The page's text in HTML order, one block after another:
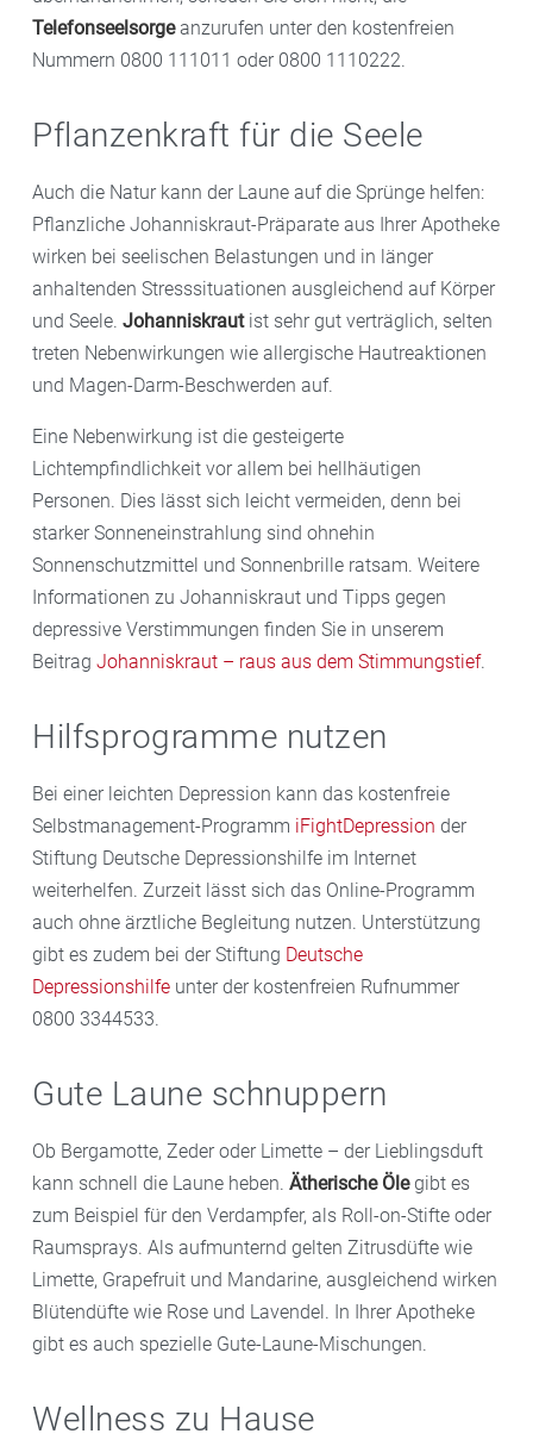
Telefonseelsorgeanzurufen unter den kostenfreien
Nummern 0800 111011 oder 0800 1110222.
Pflanzenkraft für die Seele
Auch die Natur kann der Laune auf die Sprünge helfen:
Pflanzliche Johanniskraut-Präparate aus Ihrer Apotheke
wirken bei seelischen Belastungen und in länger
anhaltenden Stresssituationen ausgleichend auf Körper
und Seele. Johanniskrautist sehr gut verträglich, selten
treten Nebenwirkungen wie allergische Hautreaktionen
und Magen-Darm-Beschwerden auf.
Eine Nebenwirkung ist die gesteigerte
Lichtempfindlichkeit vor allem bei hellhäutigen
Personen. Dies lässt sich leicht vermeiden, denn bei
starker Sonneneinstrahlung sind ohnehin
Sonnenschutzmittel und Sonnenbrille ratsam. Weitere
Informationen zu Johanniskraut und Tipps gegen
depressive Verstimmungen finden Sie in unserem
Beitrag Johanniskraut – raus aus dem Stimmungstief.
Hilfsprogramme nutzen
Bei einer leichten Depression kann das kostenfreie
Selbstmanagement-Programm iFightDepression der
Stiftung Deutsche Depressionshilfe im Internet
weiterhelfen. Zurzeit lässt sich das Online-Programm
auch ohne ärztliche Begleitung nutzen. Unterstützung
gibt es zudem bei der Stiftung Deutsche
Depressionshilfe unter der kostenfreien Rufnummer
0800 3344533.
Gute Laune schnuppern
Ob Bergamotte, Zeder oder Limette – der Lieblingsduft
kann schnell die Laune heben. Ätherische Ölegibt es
zum Beispiel für den Verdampfer, als Roll-on-Stifte oder
Raumsprays. Als aufmunternd gelten Zitrusdüfte wie
Limette, Grapefruit und Mandarine, ausgleichend wirken
Blütendüfte wie Rose und Lavendel. In Ihrer Apotheke
gibt es auch spezielle Gute-Laune-Mischungen.
Wellness zu Hause